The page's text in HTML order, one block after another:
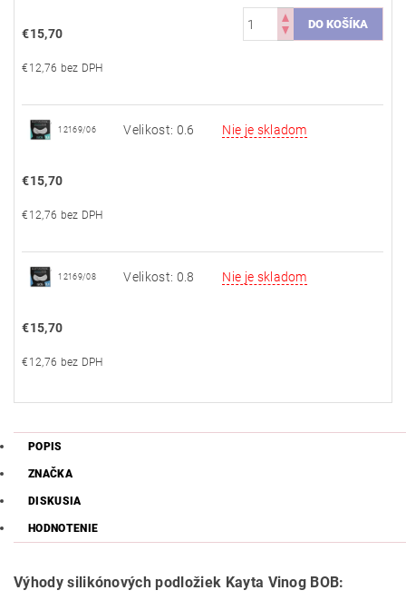
€15,70
€12,76 bez DPH
12169/06 Velikost: 0.6 Nie je skladom
€15,70
€12,76 bez DPH
12169/08 Velikost: 0.8 Nie je skladom
€15,70
€12,76 bez DPH
POPIS
ZNAČKA
DISKUSIA
HODNOTENIE
Výhody silikónových podložiek Kayta Vinog BOB: